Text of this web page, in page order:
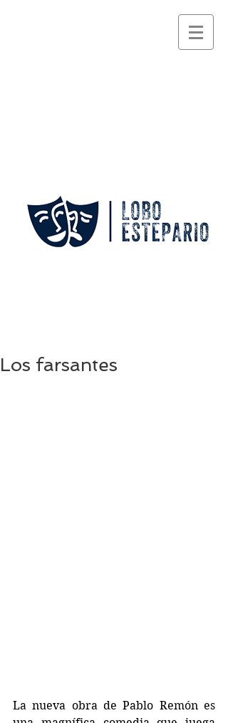
Los farsantes
La nueva obra de Pablo Remón es